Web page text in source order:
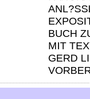
BUCH
MIT
GERD